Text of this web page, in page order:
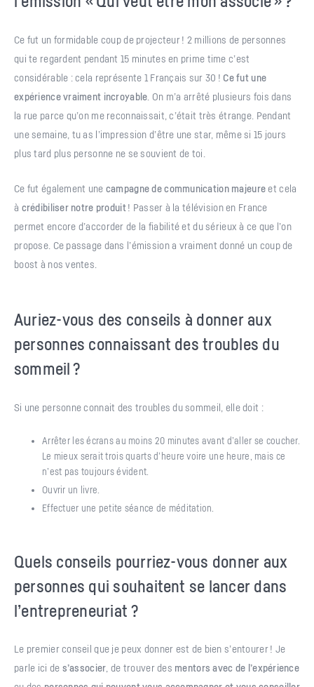
Ce fut un formidable coup de projecteur ! 2 millions de personnes
qui te regardent pendant 15 minutes en prime time c’est
considérable : cela représente 1 Français sur 30 ! Ce fut une
expérience vraiment incroyable . On m’a arrêté plusieurs fois dans
la rue parce qu’on me reconnaissait, c’était très étrange. Pendant
une semaine, tu as l’impression d’être une star, même si 15 jours
plus tard plus personne ne se souvient de toi.
Ce fut également une campagne de communication majeureet cela
à crédibiliser notre produit! Passer à la télévision en France
permet encore d’accorder de la fiabilité et du sérieux à ce que l’on
propose. Ce passage dans l’émission a vraiment donné un coup de
boost à nos ventes.
Auriez-vous des conseils à donner aux
personnes connaissant des troubles du
sommeil ?
Si une personne connait des troubles du sommeil, elle doit :
Arrêter les écrans au moins 20 minutes avant d’aller se coucher.
Le mieux serait trois quarts d’heure voire une heure, mais ce
n’est pas toujours évident.
Ouvrir un livre.
Effectuer une petite séance de méditation.
Quels conseils pourriez-vous donner aux
personnes qui souhaitent se lancer dans
l’entrepreneuriat ?
Le premier conseil que je peux donner est de bien s’entourer ! Je
parle ici de s’associer , de trouver des mentors avec de l’expérience